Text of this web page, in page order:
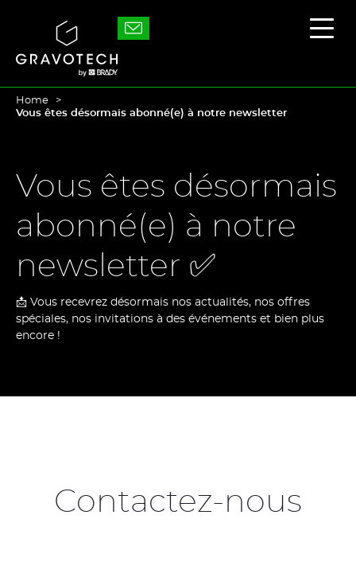
Gravotech
Home
Vous êtes désormais abonné(e) à notre newsletter
Vous êtes désormais
abonné(e) à notre
newsletter ✅
📩 Vous recevrez désormais nos actualités, nos offres
spéciales, nos invitations à des événements et bien plus
encore !
Contactez-nous